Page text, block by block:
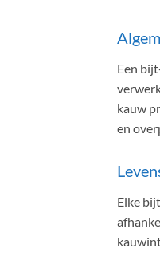
Een
kauw
en
Elke